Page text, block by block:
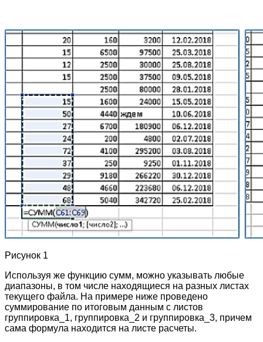
Рисунок 1
Используя же функцию сумм, можно указывать любые
диапазоны, в том числе находящиеся на разных листах
текущего файла. На примере ниже проведено
суммирование по итоговым данным с листов
группировка_1, группировка_2 и группировка_3, причем
сама формула находится на листе расчеты.